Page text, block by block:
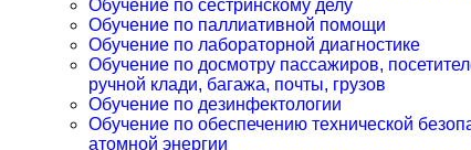
Обучение по сестринскому делу
Обучение по паллиативной помощи
Обучение по лабораторной диагностике
Обучение по досмотру пассажиров,
ручной клади, багажа, почты, грузов
Обучение по дезинфектологии
Обучение по обеспечению технической
атомной энергии